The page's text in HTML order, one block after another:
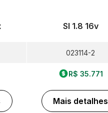
Sl 1.8 16v
023114-2
R$ 35.771
Mais detalhes